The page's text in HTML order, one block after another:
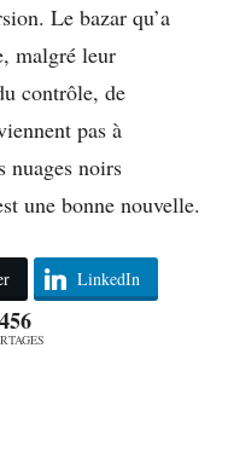
Le bazar qu’a
malgré leur
contrôle, de
pas à
nuages noirs
une bonne nouvelle.
LinkedIn
456